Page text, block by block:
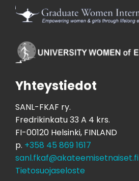
Yhteystiedot
SANL-FKAF ry.
Fredrikinkatu 33 A 4 krs.
FI-00120 Helsinki, FINLAND
p. +358 45 869 1617
sanl.fkaf@akateemisetnaiset.fi
Tietosuojaseloste